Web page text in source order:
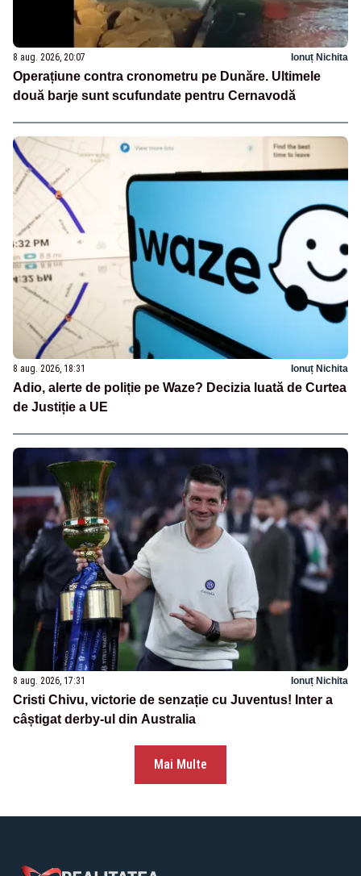
8 aug. 2026, 20:07 Ionuț Nichita
Operațiune contra cronometru pe Dunăre. Ultimele
două barje sunt scufundate pentru Cernavodă
8 aug. 2026, 18:31 Ionuț Nichita
Adio, alerte de poliție pe Waze? Decizia luată de Curtea
de Justiție a UE
8 aug. 2026, 17:31 Ionuț Nichita
Cristi Chivu, victorie de senzație cu Juventus! Inter a
câștigat derby-ul din Australia
Mai Multe